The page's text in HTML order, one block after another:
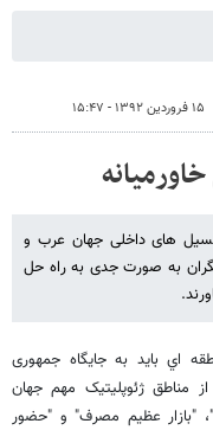
۱۵ فروردین ۱۳۹۲ - ۱۵:۴۷
های داخلی جهان عرب و
به صورت جدی به راه حل
اي باید به جایگاه جمهوری
مناطق ژئوپلیتیک مهم جهان
"بازار عظیم مصرف" و "حضور